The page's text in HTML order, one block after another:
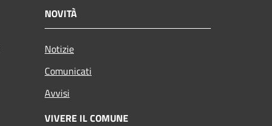
NOVITÀ
Notizie
Comunicati
Avvisi
VIVERE IL COMUNE